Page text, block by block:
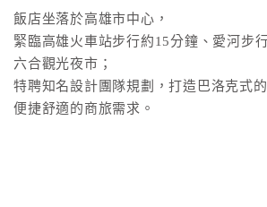
訂
房
HOT
特
飯店坐落於高雄市中心，
緊臨高雄火車站步行約15分鐘、愛河步
六合觀光夜市；
特聘知名設計團隊規劃，打造巴洛克式
便捷舒適的商旅需求。